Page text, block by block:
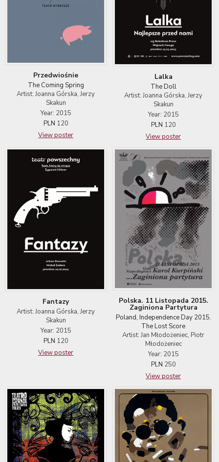
Przedwiośnie
The Coming Spring
Artist: Joanna Górska, Jerzy
Skakun
Year: 2015
PLN 120
View poster
Lalka
The Doll
Artist: Joanna Górska, Jerzy
Skakun
Year: 2015
PLN 120
View poster
Fantazy
Artist: Joanna Górska, Jerzy
Skakun
Year: 2015
PLN 120
View poster
Polska. 11 Listopada 2015.
Zaginiona Partytura
Poland, Independence Day 2015.
The Lost Score
Artist: Jan Młodożeniec, Piotr
Młodożeniec
Year: 2015
PLN 250
View poster